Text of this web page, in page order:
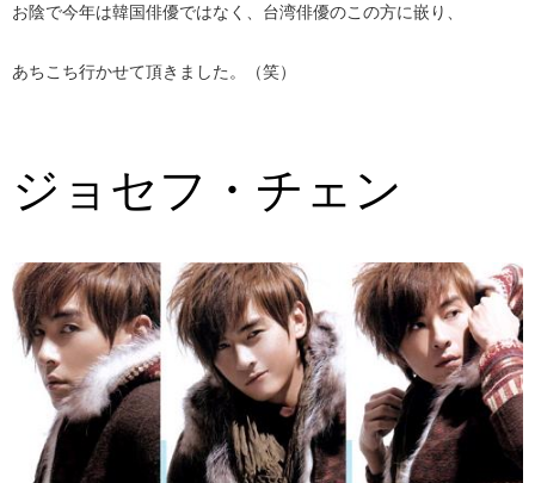
お陰で今年は韓国俳優ではなく、台湾俳優のこの方に嵌り、
あちこち行かせて頂きました。（笑）
ジョセフ・チェン